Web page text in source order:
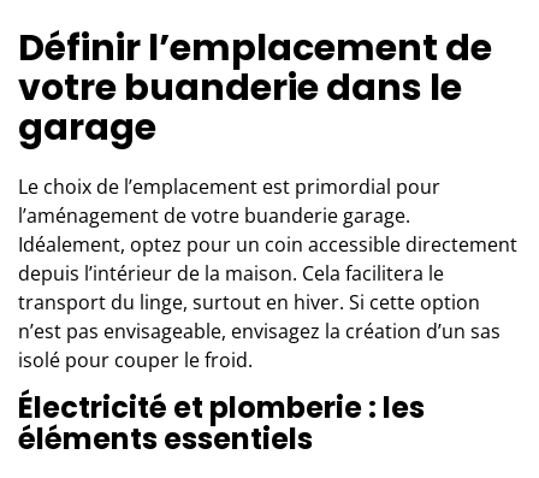
Définir l’emplacement de
votre buanderie dans le
garage
Le choix de l’emplacement est primordial pour
l’aménagement de votre buanderie garage.
Idéalement, optez pour un coin accessible directement
depuis l’intérieur de la maison. Cela facilitera le
transport du linge, surtout en hiver. Si cette option
n’est pas envisageable, envisagez la création d’un sas
isolé pour couper le froid.
Électricité et plomberie : les
éléments essentiels